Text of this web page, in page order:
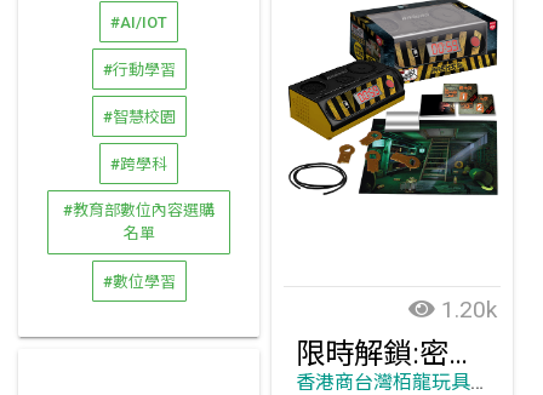
#AI/IOT
#行動學習
#智慧校園
#跨學科
#教育部數位內容選購
名單
#數位學習
1.20k
限時解鎖:密室逃脫 解碼器套裝
香港商台灣栢龍玩具有限公司